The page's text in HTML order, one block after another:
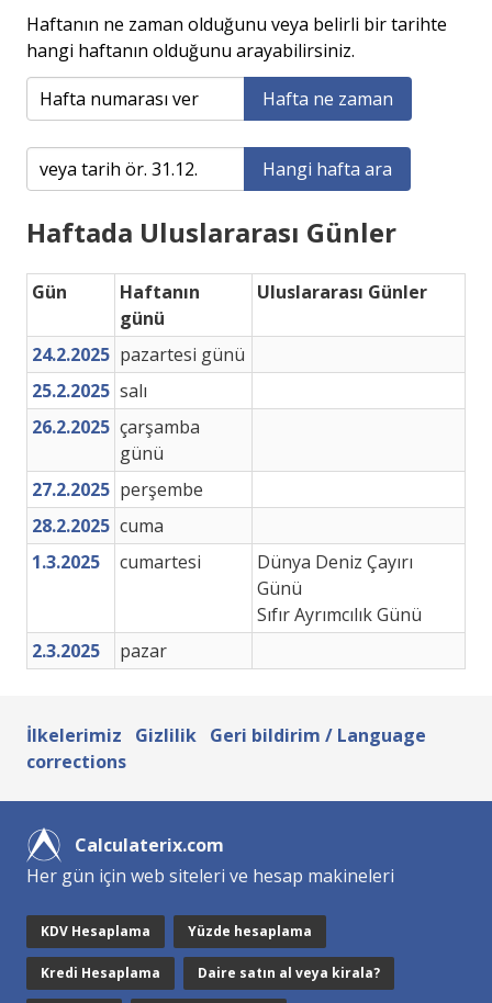
Haftanın ne zaman olduğunu veya belirli bir tarihte
hangi haftanın olduğunu arayabilirsiniz.
Hafta ne zaman
Hangi hafta ara
Haftada Uluslararası Günler
Gün
Haftanın
günü
Uluslararası Günler
24.2.2025 pazartesi günü
25.2.2025 salı
26.2.2025 çarşamba
günü
27.2.2025 perşembe
28.2.2025 cuma
1.3.2025
cumartesi
Dünya Deniz Çayırı
Günü
Sıfır Ayrımcılık Günü
2.3.2025
pazar
İlkelerimiz Gizlilik Geri bildirim / Language
corrections
Calculaterix.com
Her gün için web siteleri ve hesap makineleri
KDV Hesaplama Yüzde hesaplama
Kredi Hesaplama Daire satın al veya kirala?